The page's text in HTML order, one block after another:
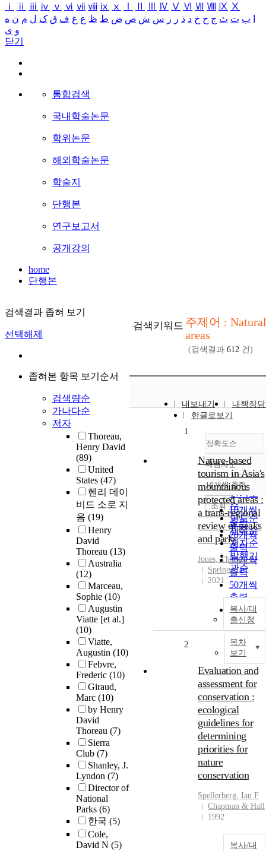
ⅰ
ⅱ ⅲ ⅳ ⅴ ⅵ ⅶ ⅷ ⅸ ⅹ Ⅳ Ⅴ Ⅵ Ⅶ Ⅷ Ⅸ Ⅹ
ب ت ث ج ح خ د ذ ر ز س ش ص ض ط ظ ع غ ف ق ک ل م ن ه
و ی
닫기
통합검색
국내학술논문
학위논문
해외학술논문
학술지
단행본
연구보고서
공개강의
home
단행본
검색결과 좁혀 보기
선택해제
좁혀본 항목 보기순서
검색량순
가나다순
저자
Thoreau,
Henry David
(89)
United
States (47)
헨리 데이
비드 소로 지
음 (19)
Henry
David
Thoreau (13)
Australia
(12)
Marceau,
Sophie (10)
Augustin
Viatte [et al.]
(10)
Viatte,
Augustin (10)
Febvre,
Frederic (10)
Giraud,
Marc (10)
by Henry
David
Thoreau (7)
Sierra
Club (7)
Shanley, J.
Lyndon (7)
Director of
National
Parks (6)
한국 (5)
Cole,
David N (5)
검색키워드 주제어 : Natural
areas
(검색결과 612 건)
내보내기
내책장
한글로보기
정확도순
정확도
순
인기도
순
연도순
제목순
저자순
발행기
관순
내림차순
내림차
10개씩 출력
10개씩
출력
20개씩
출력
30개씩
출력
50개씩
출력
100개씩
출력
조회
1
Nature-based
tourism in Asia's
mountainous
protected areas :
a trans-regional
review of peaks
and parks
Jones, Thomas E
Springer
2021
복사/대
출신청
목차
보기
2
Evaluation and
assessment for
conservation :
ecological
guidelines for
determining
priorities for
nature
conservation
Spellerberg, Ian F
Chapman & Hall
1992
복사/대